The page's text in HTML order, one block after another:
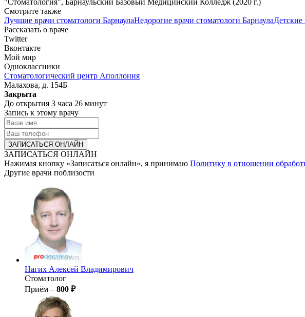
Смотрите также
Лучшие врачи стоматологи БарнаулаНедорогие врачи стоматологи БарнаулаДетские
Рассказать о враче
Twitter
Вконтакте
Мой мир
Одноклассники
Стоматологический центр Аполлония
Малахова, д. 154Б
Закрыта
До открытия 3 часа 26 минут
Запись к этому врачу
ЗАПИСАТЬСЯ ОНЛАЙН
Нажимая кнопку «Записаться онлайн», я принимаю Политику в отношении
Другие врачи поблизости
Нагих Алексей Владимирович
Стоматолог
Приём – 800 ₽